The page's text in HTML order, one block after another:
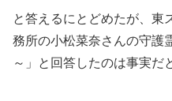
と答えるにとどめたが、東
務所の小松菜奈さんの守護
～」と回答したのは事実だ